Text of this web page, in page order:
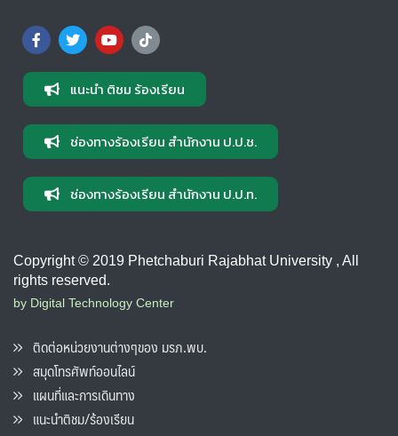
แนะนำ ติชม ร้องเรียน
ช่องทางร้องเรียน สำนักงาน ป.ป.ช.
ช่องทางร้องเรียน สำนักงาน ป.ป.ท.
Copyright © 2019 Phetchaburi Rajabhat University , All
rights reserved.
by Digital Technology Center
ติดต่อหน่วยงานต่างๆของ มรภ.พบ.
สมุดโทรศัพท์ออนไลน์
แผนที่และการเดินทาง
แนะนำติชม/ร้องเรียน